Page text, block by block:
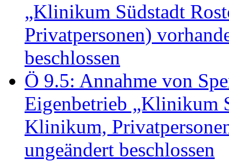
„Klinikum Südstadt
Privatpersonen)
beschlossen
Ö 9.5: Annahme von
Eigenbetrieb „Klinikum
Klinikum,
ungeändert beschlossen